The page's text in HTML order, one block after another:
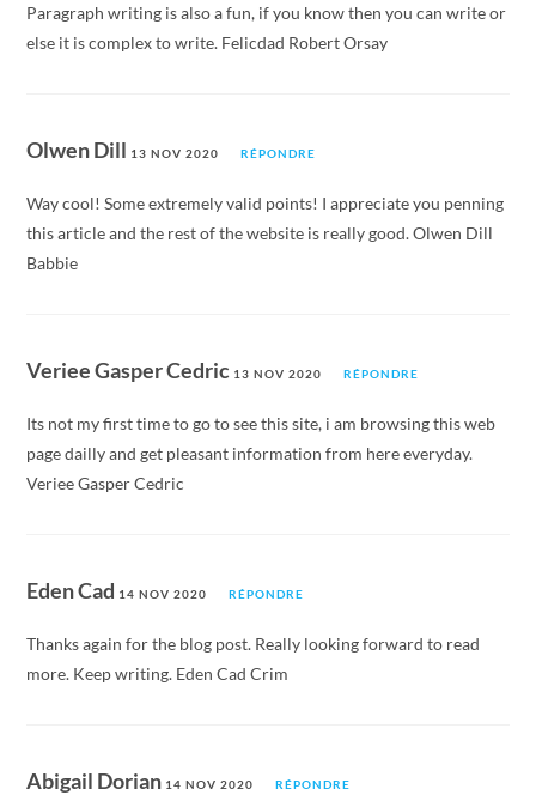
Paragraph writing is also a fun, if you know then you can write or
else it is complex to write. Felicdad Robert Orsay
Olwen Dill 13 NOV 2020 RÉPONDRE
Way cool! Some extremely valid points! I appreciate you penning
this article and the rest of the website is really good. Olwen Dill
Babbie
Veriee Gasper Cedric 13 NOV 2020 RÉPONDRE
Its not my first time to go to see this site, i am browsing this web
page dailly and get pleasant information from here everyday.
Veriee Gasper Cedric
Eden Cad 14 NOV 2020 RÉPONDRE
Thanks again for the blog post. Really looking forward to read
more. Keep writing. Eden Cad Crim
Abigail Dorian 14 NOV 2020 RÉPONDRE